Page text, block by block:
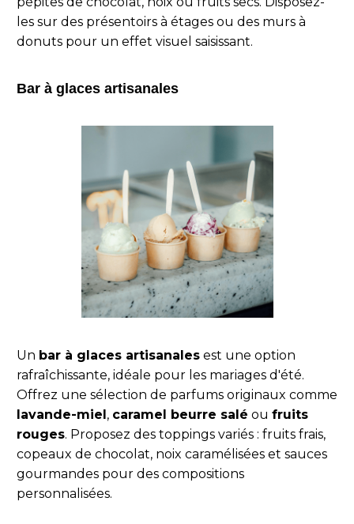
les sur des présentoirs à étages ou des murs à
donuts pour un effet visuel saisissant.
Bar à glaces artisanales
Un bar à glaces artisanales est une option
rafraîchissante, idéale pour les mariages d'été.
Offrez une sélection de parfums originaux comme
lavande-miel, caramel beurre salé ou fruits
rouges. Proposez des toppings variés : fruits frais,
copeaux de chocolat, noix caramélisées et sauces
gourmandes pour des compositions
personnalisées.